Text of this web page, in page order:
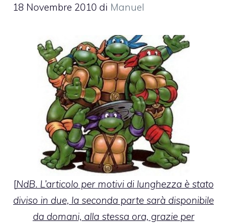
18 Novembre 2010 di Manuel
[NdB. L’articolo per motivi di lunghezza è stato
diviso in due, la seconda parte sarà disponibile
da domani, alla stessa ora, grazie per